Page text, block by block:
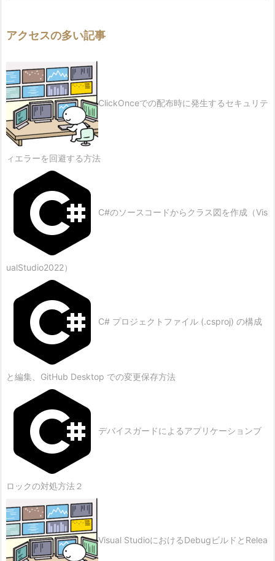
アクセスの多い記事
ClickOnceでの配布時に発生するセキュリテ
ィエラーを回避する方法
C#のソースコードからクラス図を作成（Vis
ualStudio2022）
C# プロジェクトファイル (.csproj) の構成
と編集、GitHub Desktop での変更保存方法
デバイスガードによるアプリケーションブ
ロックの対処方法２
Visual StudioにおけるDebugビルドとRelea